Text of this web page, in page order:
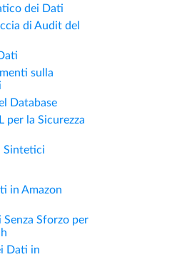
dei Dati
di Audit del
sulla
Database
per la Sicurezza
Sintetici
in Amazon
Sforzo per
Dati in